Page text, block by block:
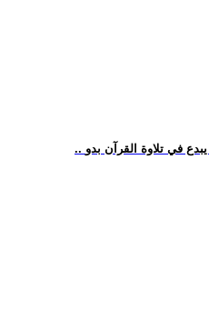
في تلاوة القرآن بدو